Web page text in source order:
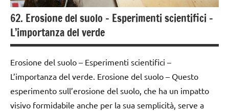
TUTORIAL
TUTTI GLI
ARGOMENTI
PER ETA'
TUTTI GLI
ARTICOLI
dettati
/ anno e
stagioni
dettati
vegetali
dettati
62. Erosione del suolo – Esperimenti scientifici –
L’importanza del verde
Erosione del suolo – Esperimenti scientifici –
L’importanza del verde. Erosione del suolo – Questo
esperimento sull’erosione del suolo, che ha un impatto
visivo formidabile anche per la sua semplicità, serve a